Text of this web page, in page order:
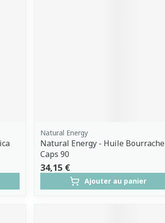
Natural Energy
Natural Energy - Huile Bourrache
Caps 90
34,15 €
Ajouter au panier